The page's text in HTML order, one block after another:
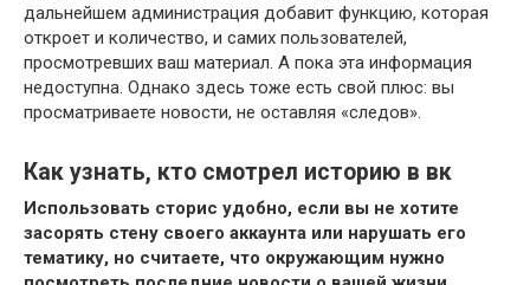
дальнейшем администрация добавит функцию, которая
откроет и количество, и самих пользователей,
просмотревших ваш материал. А пока эта информация
недоступна. Однако здесь тоже есть свой плюс: вы
просматриваете новости, не оставляя «следов».
Как узнать, кто смотрел историю в вк
Использовать сторис удобно, если вы не хотите
засорять стену своего аккаунта или нарушать его
тематику, но считаете, что окружающим нужно